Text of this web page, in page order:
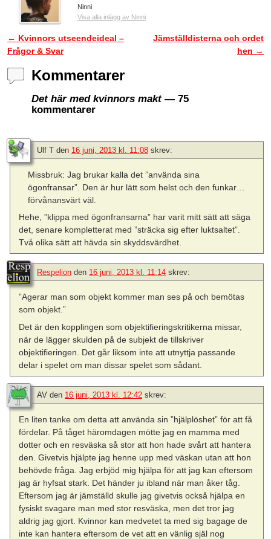
Ninni
Visa alla inlägg av Ninni
Inläggsnavigering
← Kvinnors utseendeideal –
Frågor & Svar
Jämställdisterna och ordet
hen →
Kommentarer
Det här med kvinnors makt— 75
kommentarer
Ulf T den 16 juni, 2013 kl. 11:08 skrev:
Missbruk: Jag brukar kalla det ”använda sina
ögonfransar”. Den är hur lätt som helst och den funkar…
förvånansvärt väl.
Hehe, ”klippa med ögonfransarna” har varit mitt sätt att säga
det, senare kompletterat med ”sträcka sig efter luktsaltet”.
Två olika sätt att hävda sin skyddsvärdhet.
Respelion den 16 juni, 2013 kl. 11:14 skrev:
”Agerar man som objekt kommer man ses på och bemötas
som objekt.”
Det är den kopplingen som objektifieringskritikerna missar,
när de lägger skulden på de subjekt de tillskriver
objektifieringen. Det går liksom inte att utnyttja passande
delar i spelet om man dissar spelet som sådant.
AV den 16 juni, 2013 kl. 12:42 skrev:
En liten tanke om detta att använda sin ”hjälplöshet” för att få
fördelar. På tåget häromdagen mötte jag en mamma med
dotter och en resväska så stor att hon hade svårt att hantera
den. Givetvis hjälpte jag henne upp med väskan utan att hon
behövde fråga. Jag erbjöd mig hjälpa för att jag kan eftersom
jag är hyfsat stark. Det händer ju ibland när man åker tåg.
Eftersom jag är jämställd skulle jag givetvis också hjälpa en
fysiskt svagare man med stor resväska, men det tror jag
aldrig jag gjort. Kvinnor kan medvetet ta med sig bagage de
inte kan hantera eftersom de vet att en vänlig själ nog